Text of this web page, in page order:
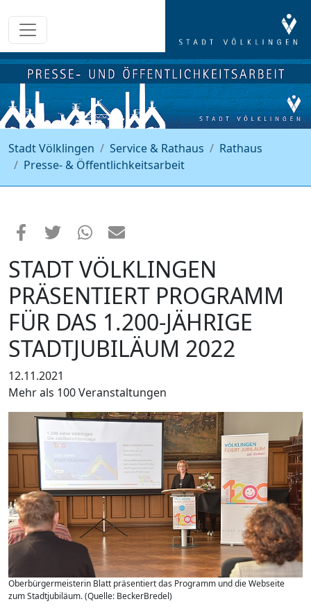
Stadt Völklingen Service & Rathaus
Rathaus
Presse- & Öffentlichkeitsarbeit
STADT VÖLKLINGEN
PRÄSENTIERT PROGRAMM
FÜR DAS 1.200-JÄHRIGE
STADTJUBILÄUM 2022
12.11.2021
Mehr als 100 Veranstaltungen
Oberbürgermeisterin Blatt präsentiert das Programm und die Webseite
zum Stadtjubiläum. (Quelle: BeckerBredel)